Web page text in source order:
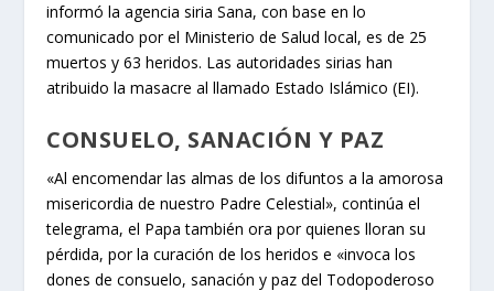
informó la agencia siria Sana, con base en lo
comunicado por el Ministerio de Salud local, es de 25
muertos y 63 heridos. Las autoridades sirias han
atribuido la masacre al llamado Estado Islámico (EI).
CONSUELO, SANACIÓN Y PAZ
«Al encomendar las almas de los difuntos a la amorosa
misericordia de nuestro Padre Celestial», continúa el
telegrama, el Papa también ora por quienes lloran su
pérdida, por la curación de los heridos e «invoca los
dones de consuelo, sanación y paz del Todopoderoso